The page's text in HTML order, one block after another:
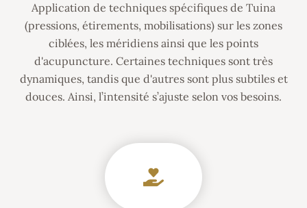
Application de techniques spécifiques de Tuina
(pressions, étirements, mobilisations) sur les zones
ciblées, les méridiens ainsi que les points
d'acupuncture. Certaines techniques sont très
dynamiques, tandis que d'autres sont plus subtiles et
douces. Ainsi, l’intensité s’ajuste selon vos besoins.